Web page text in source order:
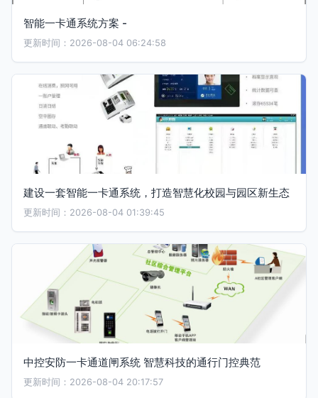
智能一卡通系统方案 -
更新时间：2026-08-04 06:24:58
建设一套智能一卡通系统，打造智慧化校园与园区新生态
更新时间：2026-08-04 01:39:45
中控安防一卡通道闸系统 智慧科技的通行门控典范
更新时间：2026-08-04 20:17:57